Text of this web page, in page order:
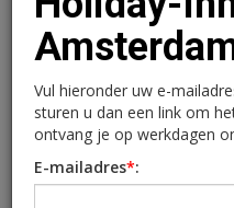
Hotelgroep
neemt
Holiday-Inn
Vul hieronder uw e-
sturen u dan een link om
ontvang je op werkdagen
E-mailadres*: